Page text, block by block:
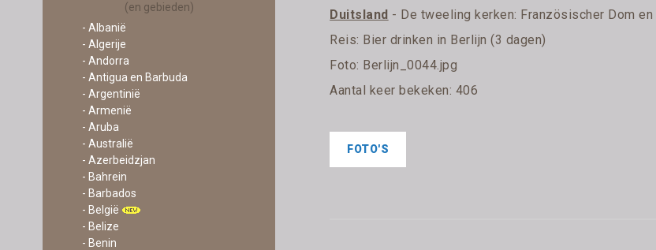
(en gebieden)
- Albanië
- Algerije
- Andorra
- Antigua en Barbuda
- Argentinië
- Armenië
- Aruba
- Australië
- Azerbeidzjan
- Bahrein
- Barbados
- België
- Belize
- Benin
Duitsland - De tweeling kerken: Französischer Dom
Reis: Bier drinken in Berlijn (3 dagen)
Foto: Berlijn_0044.jpg
Aantal keer bekeken: 406
FOTO'S